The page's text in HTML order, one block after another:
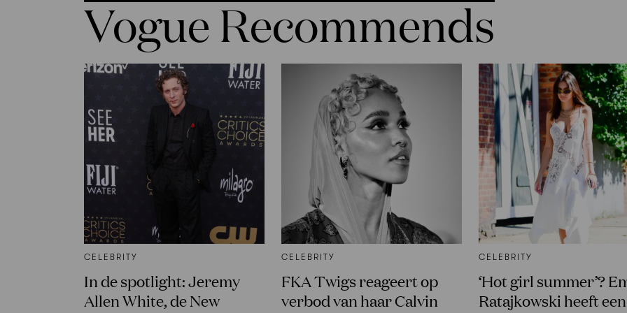
Vogue Recommends
CELEBRITY
In de spotlight: Jeremy
Allen White, de New
CELEBRITY
FKA Twigs reageert op
verbod van haar Calvin
CELEBRITY
‘Hot girl summer’?
Ratajkowski heeft een